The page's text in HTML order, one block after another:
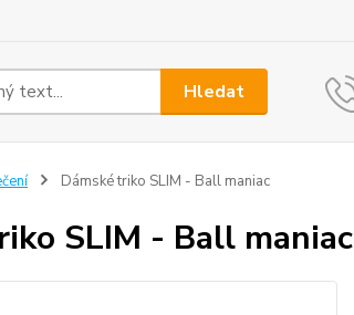
Hledat
Dámské triko SLIM - Ball maniac
SLIM - Ball maniac